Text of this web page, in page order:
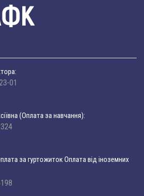
01
(Оплата за навчання):
за гуртожиток Оплата від іноземних